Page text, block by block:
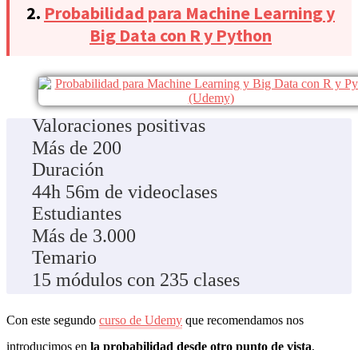
2. Probabilidad para Machine Learning y
Big Data con R y Python
Valoraciones positivas
Más de 200
Duración
44h 56m de videoclases
Estudiantes
Más de 3.000
Temario
15 módulos con 235 clases
Con este segundo curso de Udemy que recomendamos nos
introducimos en la probabilidad desde otro punto de vista,